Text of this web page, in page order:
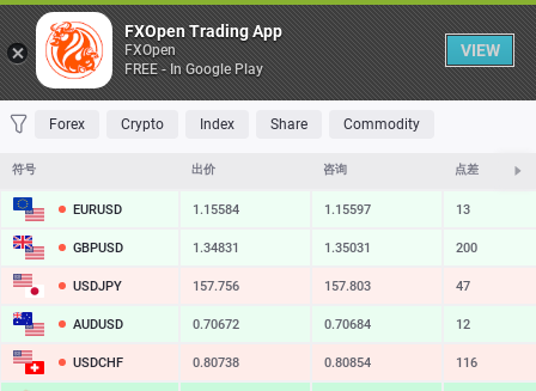
桌子
收藏 夹 交易量最大 最大涨幅 最大跌幅 最易挥发
Forex Crypto Index Share Commodity
符号 出价 咨询 点差
EURUSD 1.15584 1.15597 13
GBPUSD 1.34831 1.35031 200
USDJPY 157.756 157.803 47
AUDUSD 0.70672 0.70684 12
USDCHF 0.80738 0.80854 116
FXOpen Trading App
FXOpen
FREE - In Google Play
VIEW